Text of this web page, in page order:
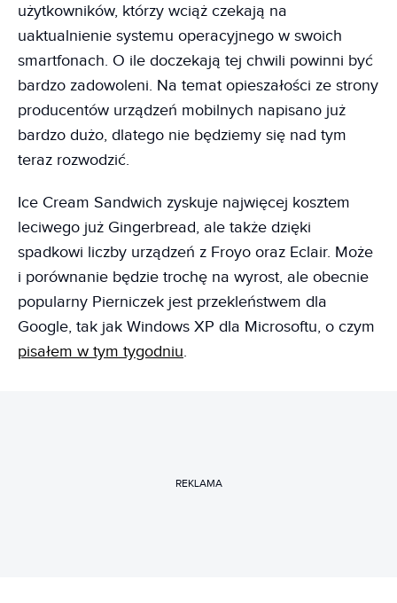
użytkowników, którzy wciąż czekają na
uaktualnienie systemu operacyjnego w swoich
smartfonach. O ile doczekają tej chwili powinni być
bardzo zadowoleni. Na temat opieszałości ze strony
producentów urządzeń mobilnych napisano już
bardzo dużo, dlatego nie będziemy się nad tym
teraz rozwodzić.
Ice Cream Sandwich zyskuje najwięcej kosztem
leciwego już Gingerbread, ale także dzięki
spadkowi liczby urządzeń z Froyo oraz Eclair. Może
i porównanie będzie trochę na wyrost, ale obecnie
popularny Pierniczek jest przekleństwem dla
Google, tak jak Windows XP dla Microsoftu, o czym
pisałem w tym tygodniu.
REKLAMA